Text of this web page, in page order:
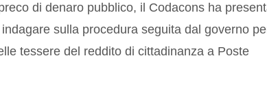
di denaro pubblico, il Codacons ha
sulla procedura seguita dal governo
tessere del reddito di cittadinanza a Poste